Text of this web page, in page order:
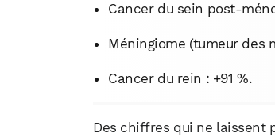
Cancer du sein post-
Méningiome (tumeur des
Cancer du rein : +91 %.
Des chiffres qui ne laissent